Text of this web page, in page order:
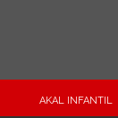
AKAL INFANTIL